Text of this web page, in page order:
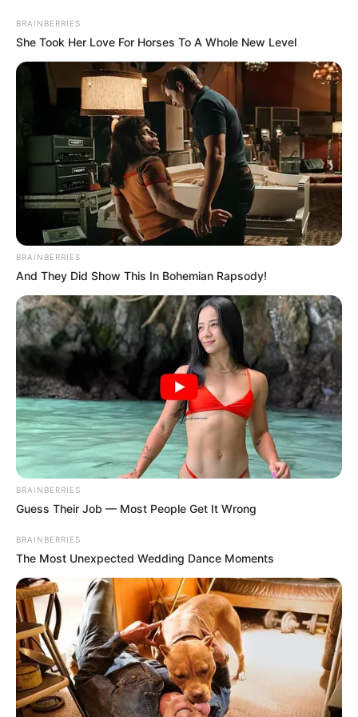
Wandern rund um Marbach am Neckar, Besigheim,
Bennigen am Neckar, Freiberg am Neckar,
Bietigheim-Bissingen, Murr und Pleidelsheim-
Ingersheim
Alle Ausflugsziele Puzzle
Hier wird eine Auswahl von Wanderwegen und
Wanderzielen in der Umgebung von Marbach am Neckar
(Region Löwensteiner Berge) vorgestellt, zu denen auch
Aussichtstürmegehören.
Wegen der Vielzahl von Wandermöglichkeiten
beschränken wir uns auf die besonders attraktiven Ziele
und Möglichkeiten. Weitere Wanderwege sind unter dem
PunktWandern in Baden-Württemberg zu finden.
Wanderwege und Wanderziele für Marbach am
Neckar, Besigheim, Bennigen am Neckar, Freiberg
am Neckar, Bietigheim-Bissingen, Murr und
Pleidelsheim-Ingersheim und die weitere
Umgebung:
Oberhalb des Neckars ragt nördlich von
Höhe. Sie sind ein beliebtes Wanderziel
viel besuchtes Klettergebiet. Die unter Naturschutz
stehenden Felsgebilde gehören zu den bedeutendsten
Geotopen in Deutschland.
Höhenpark Killesberg in Stuttgart
Durch seine riesigen Blumenbeete,
Springbrunnenanlagen, Wasserkaskaden,
BRAINBERRIES
She Took Her Love For Horses To A Whole New Level
BRAINBERRIES
And They Did Show This In Bohemian Rapsody!
BRAINBERRIES
Guess Their Job — Most People Get It Wrong
BRAINBERRIES
The Most Unexpected Wedding Dance Moments